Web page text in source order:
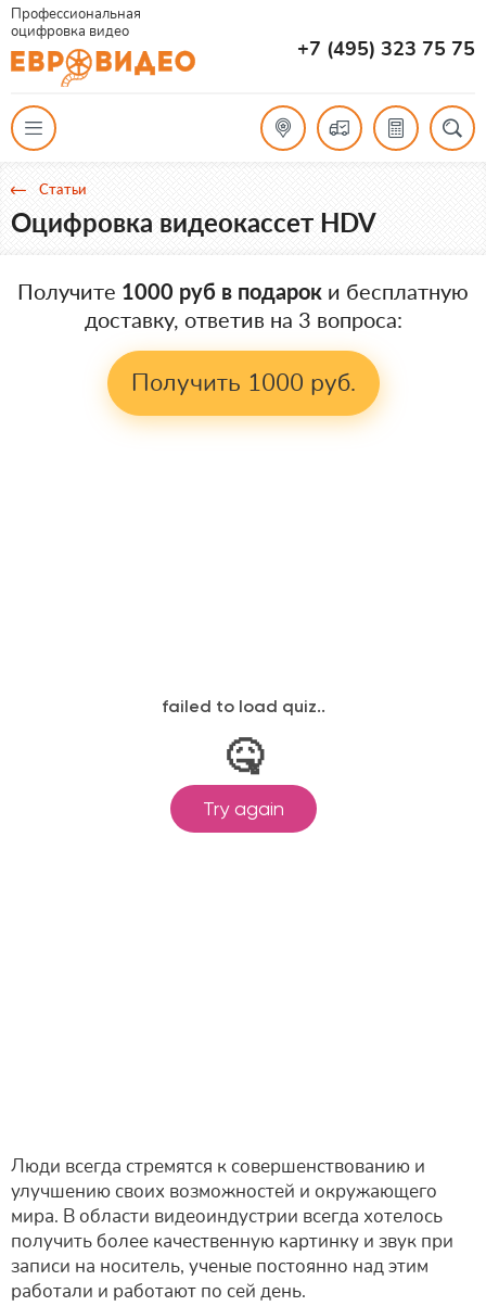
Профессиональная
оцифровка видео
+7 (495) 323 75 75
Статьи
Оцифровка видеокассет HDV
Получите 1000 руб в подарок и бесплатную
доставку, ответив на 3 вопроса:
Получить 1000 руб.
Люди всегда стремятся к совершенствованию и
улучшению своих возможностей и окружающего
мира. В области видеоиндустрии всегда хотелось
получить более качественную картинку и звук при
записи на носитель, ученые постоянно над этим
работали и работают по сей день.